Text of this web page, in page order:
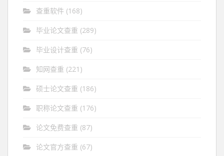
查重软件 (168)
毕业论文查重 (289)
毕业设计查重 (76)
知网查重 (221)
硕士论文查重 (186)
职称论文查重 (176)
论文免费查重 (87)
论文官方查重 (67)